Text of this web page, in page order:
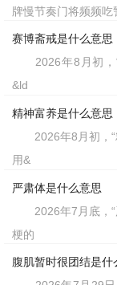
鸣的原因吧
标签：XX这
牌慢节奏门将频频
赛博斋戒是什么意思
2026年8月初，“
&ld
精神富养是什么意思
2026年8月初，“
用&
严肃体是什么意思
2026年7月底，“
梗的
腹肌暂时很团结是什